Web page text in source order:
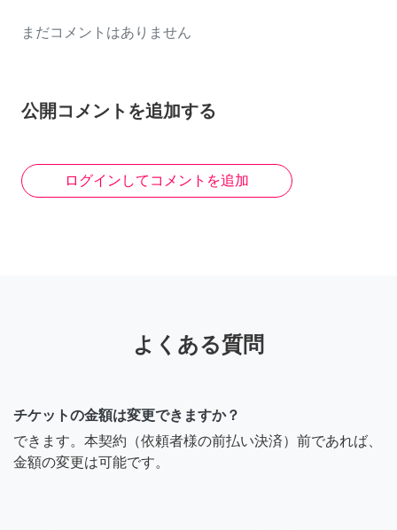
まだコメントはありません
公開コメントを追加する
ログインしてコメントを追加
よくある質問
チケットの金額は変更できますか？
できます。本契約（依頼者様の前払い決済）前であれば、
金額の変更は可能です。